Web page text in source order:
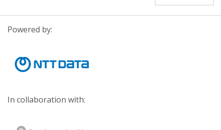
Powered by:
In collaboration with: